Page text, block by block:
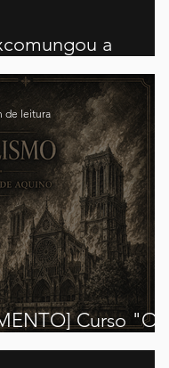
a
São Pio X?
Curso "O
de leitura